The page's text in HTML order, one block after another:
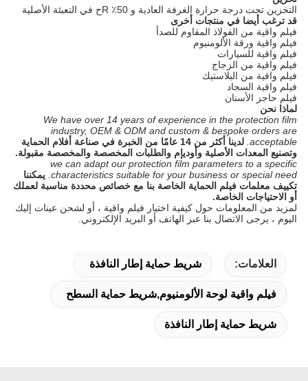
التخزين تحت درجة حرارة الغرفة العادية و 50٪ R
ح في التعبئة الأصلية
قد ترغب أيضا في منتجات أخرى
فيلم واقية من الفولاذ المقاوم للصدأ
فيلم واقية ورقة الألومنيوم
فيلم واقية للسيارات
فيلم واقية من الزجاج
فيلم واقية من البلاستيك
فيلم واقية السجاد
فيلم حاجز الأسنان
لماذا نحن
We have over 14 years of experience in the protection film
industry, OEM & ODM and custom & bespoke orders are
acceptable.
لدينا أكثر من 14 عامًا من الخبرة في صناعة أفلام الحماية
وتصنيع المعدات الأصلية وأوديإم والطلبات المخصصة والمخصصة مقبولة.
we can adapt our protection film parameters to a specific
characteristics suitable for your business or special need.
يمكننا
تكييف معلمات فيلم الحماية الخاصة بنا مع خصائص محددة مناسبة لعملك
أو الاحتياجات الخاصة.
لمزيد من المعلومات حول كيفية اختيار فيلم واقية ، أو لشحن عينات إليك
اليوم ، يرجى الاتصال بنا عبر الهاتف أو البريد الإلكتروني.
العلامات: شريط حماية إطار النافذة
فيلم واقية لوحة الألومنيوم,شريط حماية السطح
شريط حماية إطار النافذة